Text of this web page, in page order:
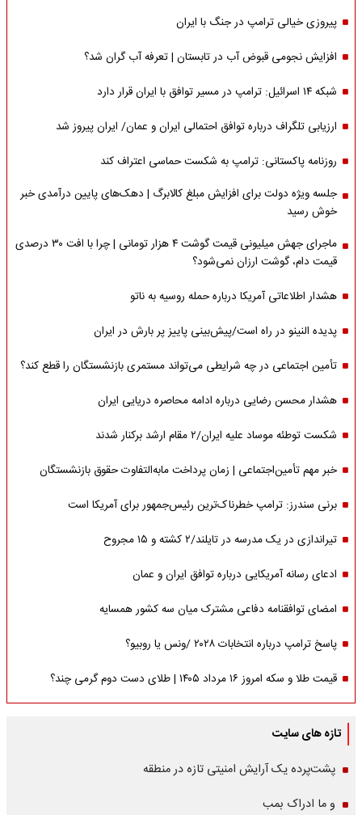
پیروزی خیالی ترامپ در جنگ با ایران
افزایش نجومی قبوض آب در تابستان | تعرفه آب گران شد؟
شبکه ۱۴ اسرائیل: ترامپ در مسیر توافق با ایران قرار دارد
ارزیابی تلگراف درباره توافق احتمالی ایران و عمان/ ایران پیروز شد
روزنامه پاکستانی: ترامپ به شکست حماسی اعتراف کند
جلسه ویژه دولت برای افزایش مبلغ کالابرگ | دهک‌های پایین درآمدی خبر
خوش رسید
ماجرای جهش میلیونی قیمت گوشت ۴ هزار تومانی | چرا با افت ۳۰ درصدی
قیمت دام، گوشت ارزان نمی‌شود؟
هشدار اطلاعاتی آمریکا درباره حمله روسیه به ناتو
پدیده النینو در راه است/پیش‌بینی پاییز پر بارش در ایران
تأمین اجتماعی در چه شرایطی می‌تواند مستمری بازنشستگان را قطع کند؟
هشدار محسن رضایی درباره ادامه محاصره دریایی ایران
شکست توطئه موساد علیه ایران/۲ مقام‌ ارشد برکنار شدند
خبر مهم تأمین‌اجتماعی | زمان پرداخت مابه‌التفاوت حقوق بازنشستگان
برنی سندرز: ترامپ خطرناک‌ترین رئیس‌جمهور برای آمریکا است
تیراندازی در یک مدرسه در تایلند/۲ کشته و ۱۵ مجروح
ادعای رسانه آمریکایی درباره توافق ایران و عمان
امضای توافقنامه دفاعی مشترک میان سه کشور همسایه
پاسخ ترامپ درباره انتخابات ۲۰۲۸ /ونس یا روبیو؟
قیمت طلا و سکه امروز ۱۶ مرداد ۱۴۰۵ | طلای دست دوم گرمی چند؟
تازه های سایت
پشت‌پرده یک آرایش امنیتی تازه در منطقه
و ما ادراک بمب